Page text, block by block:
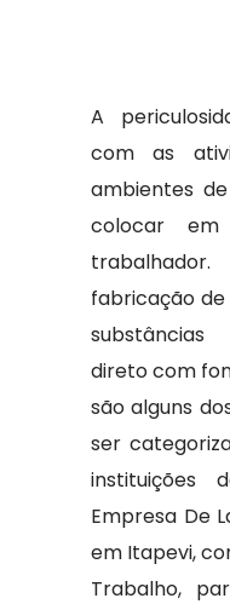
A
com as
ambientes
colocar
fabricação de
direto com
são alguns
ser
instituições
Empresa De
em Itapevi,
Trabalho,